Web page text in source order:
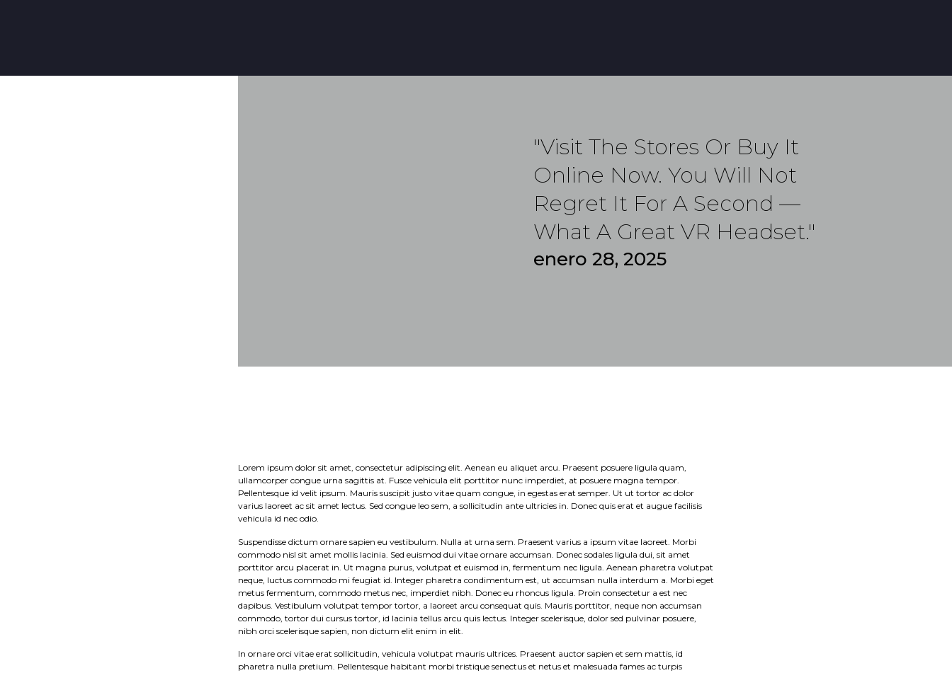
"Visit The Stores Or Buy It
Online Now. You Will Not
Regret It For A Second —
What A Great VR Headset."
enero 28, 2025
Lorem ipsum dolor sit amet, consectetur adipiscing elit. Aenean eu aliquet arcu. Praesent posuere ligula quam,
ullamcorper congue urna sagittis at. Fusce vehicula elit porttitor nunc imperdiet, at posuere magna tempor.
Pellentesque id velit ipsum. Mauris suscipit justo vitae quam congue, in egestas erat semper. Ut ut tortor ac dolor
varius laoreet ac sit amet lectus. Sed congue leo sem, a sollicitudin ante ultricies in. Donec quis erat et augue facilisis
vehicula id nec odio.
Suspendisse dictum ornare sapien eu vestibulum. Nulla at urna sem. Praesent varius a ipsum vitae laoreet. Morbi
commodo nisl sit amet mollis lacinia. Sed euismod dui vitae ornare accumsan. Donec sodales ligula dui, sit amet
porttitor arcu placerat in. Ut magna purus, volutpat et euismod in, fermentum nec ligula. Aenean pharetra volutpat
neque, luctus commodo mi feugiat id. Integer pharetra condimentum est, ut accumsan nulla interdum a. Morbi eget
metus fermentum, commodo metus nec, imperdiet nibh. Donec eu rhoncus ligula. Proin consectetur a est nec
dapibus. Vestibulum volutpat tempor tortor, a laoreet arcu consequat quis. Mauris porttitor, neque non accumsan
commodo, tortor dui cursus tortor, id lacinia tellus arcu quis lectus. Integer scelerisque, dolor sed pulvinar posuere,
nibh orci scelerisque sapien, non dictum elit enim in elit.
In ornare orci vitae erat sollicitudin, vehicula volutpat mauris ultrices. Praesent auctor sapien et sem mattis, id
pharetra nulla pretium. Pellentesque habitant morbi tristique senectus et netus et malesuada fames ac turpis